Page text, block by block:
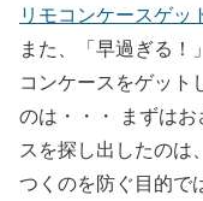
リモコンケースゲッ
また、「早過ぎる！
コンケースをゲット
のは・・・ まずは
スを探し出したのは
つくのを防ぐ目的